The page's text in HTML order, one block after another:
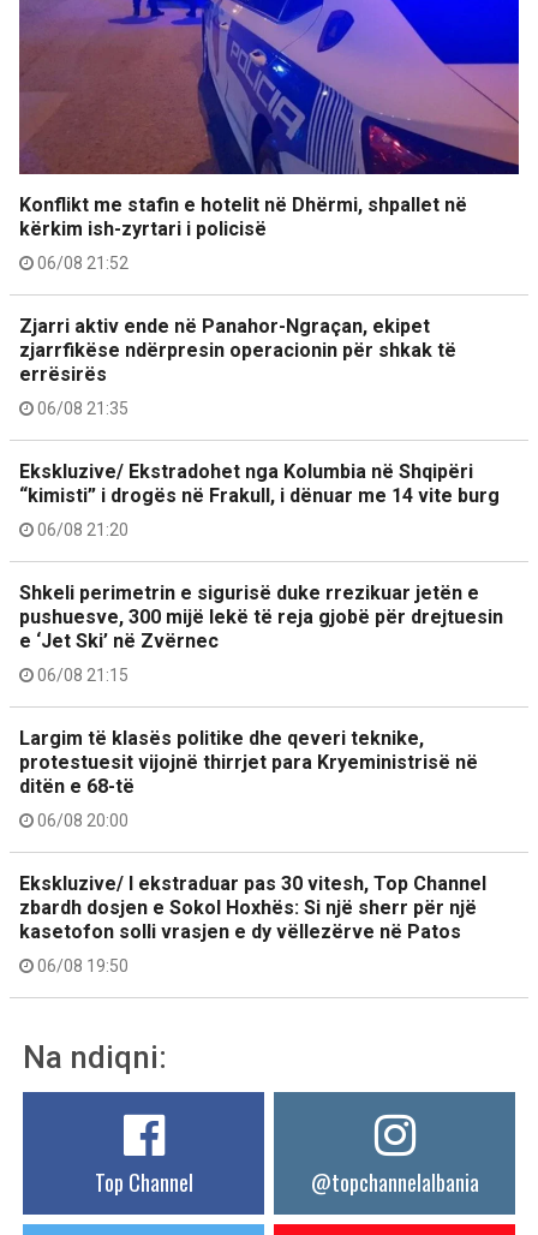
Konflikt me stafin e hotelit në Dhërmi, shpallet në
kërkim ish-zyrtari i policisë
06/08 21:52
Zjarri aktiv ende në Panahor-Ngraçan, ekipet
zjarrfikëse ndërpresin operacionin për shkak të
errësirës
06/08 21:35
Ekskluzive/ Ekstradohet nga Kolumbia në Shqipëri
“kimisti” i drogës në Frakull, i dënuar me 14 vite burg
06/08 21:20
Shkeli perimetrin e sigurisë duke rrezikuar jetën e
pushuesve, 300 mijë lekë të reja gjobë për drejtuesin
e ‘Jet Ski’ në Zvërnec
06/08 21:15
Largim të klasës politike dhe qeveri teknike,
protestuesit vijojnë thirrjet para Kryeministrisë në
ditën e 68-të
06/08 20:00
Ekskluzive/ I ekstraduar pas 30 vitesh, Top Channel
zbardh dosjen e Sokol Hoxhës: Si një sherr për një
kasetofon solli vrasjen e dy vëllezërve në Patos
06/08 19:50
Na ndiqni:
Top Channel @topchannelalbania